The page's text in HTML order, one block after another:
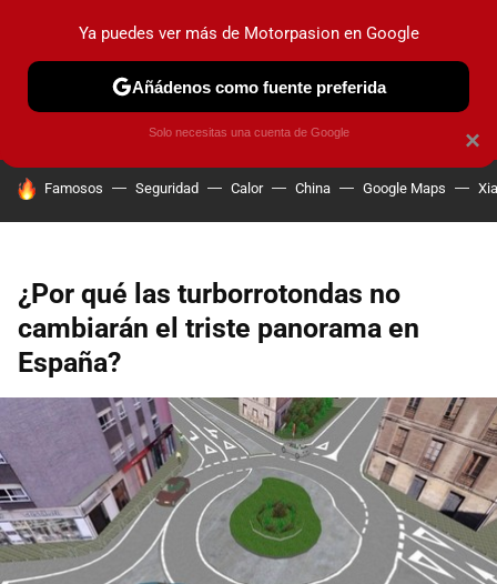
PRUEBAS COCHES ELÉCTRICOS OBSERVATORIO
HOY SE HABLA DE
Famosos Seguridad Calor China Google Maps
¿Por qué las turborrotondas no
cambiarán el triste panorama en
España?
×
Ya puedes ver más de Motorpasion en Google
Añádenos como fuente preferida
Solo necesitas una cuenta de Google